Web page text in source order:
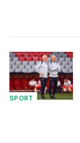
SPORT